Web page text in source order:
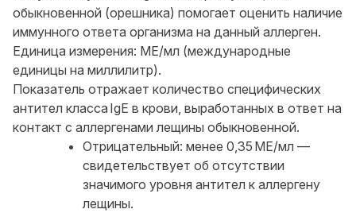
обыкновенной (орешника) помогает оценить наличие
иммунного ответа организма на данный аллерген.
Единица измерения: МЕ/мл (международные
единицы на миллилитр).
Показатель отражает количество специфических
антител класса IgE в крови, выработанных в ответ на
контакт с аллергенами лещины обыкновенной.
Отрицательный: менее 0,35 МЕ/мл —
свидетельствует об отсутствии
значимого уровня антител к аллергену
лещины.